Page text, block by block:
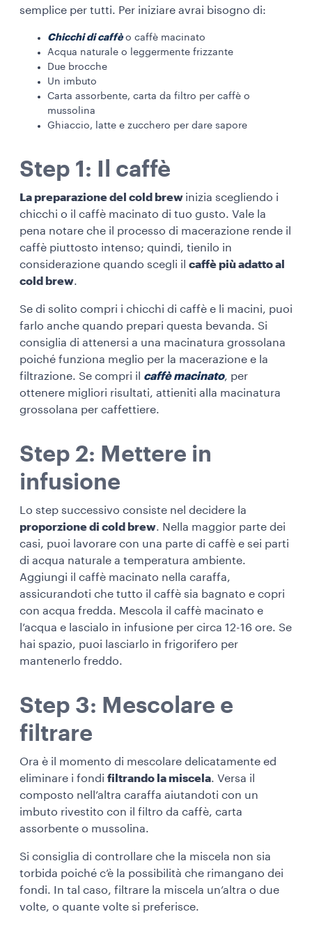
semplice per tutti. Per iniziare avrai bisogno di:
Chicchi di caffèo caffè macinato
Acqua naturale o leggermente frizzante
Due brocche
Un imbuto
Carta assorbente, carta da filtro per caffè o
mussolina
Ghiaccio, latte e zucchero per dare sapore
Step 1: Il caffè
La preparazione del cold brew inizia scegliendo i
chicchi o il caffè macinato di tuo gusto. Vale la
pena notare che il processo di macerazione rende il
caffè piuttosto intenso; quindi, tienilo in
considerazione quando scegli il caffè più adatto al
cold brew.
Se di solito compri i chicchi di caffè e li macini, puoi
farlo anche quando prepari questa bevanda. Si
consiglia di attenersi a una macinatura grossolana
poiché funziona meglio per la macerazione e la
filtrazione. Se compri il caffè macinato, per
ottenere migliori risultati, attieniti alla macinatura
grossolana per caffettiere.
Step 2: Mettere in
infusione
Lo step successivo consiste nel decidere la
proporzione di cold brew. Nella maggior parte dei
casi, puoi lavorare con una parte di caffè e sei parti
di acqua naturale a temperatura ambiente.
Aggiungi il caffè macinato nella caraffa,
assicurandoti che tutto il caffè sia bagnato e copri
con acqua fredda. Mescola il caffè macinato e
l’acqua e lascialo in infusione per circa 12-16 ore. Se
hai spazio, puoi lasciarlo in frigorifero per
mantenerlo freddo.
Step 3: Mescolare e
filtrare
Ora è il momento di mescolare delicatamente ed
eliminare i fondi filtrando la miscela. Versa il
composto nell’altra caraffa aiutandoti con un
imbuto rivestito con il filtro da caffè, carta
assorbente o mussolina.
Si consiglia di controllare che la miscela non sia
torbida poiché c’è la possibilità che rimangano dei
fondi. In tal caso, filtrare la miscela un’altra o due
volte, o quante volte si preferisce.